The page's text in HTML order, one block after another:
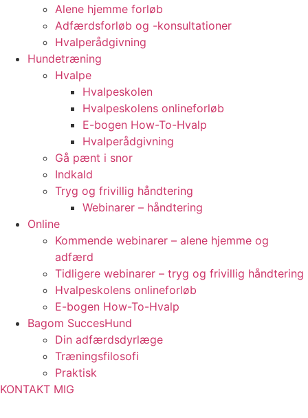
Alene hjemme forløb
Adfærdsforløb og -konsultationer
Hvalperådgivning
Hundetræning
Hvalpe
Hvalpeskolen
Hvalpeskolens onlineforløb
E-bogen How-To-Hvalp
Hvalperådgivning
Gå pænt i snor
Indkald
Tryg og frivillig håndtering
Webinarer – håndtering
Online
Kommende webinarer – alene hjemme og
adfærd
Tidligere webinarer – tryg og frivillig håndtering
Hvalpeskolens onlineforløb
E-bogen How-To-Hvalp
Bagom SuccesHund
Din adfærdsdyrlæge
Træningsfilosofi
Praktisk
KONTAKT MIG